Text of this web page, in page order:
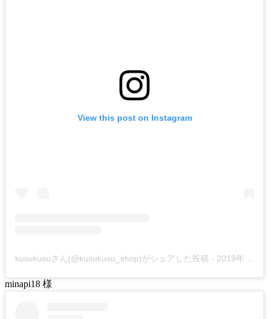
View this post on Instagram
kusukusuさん(@kusukusu_shop)がシェアした投稿 - 2019年 2月月23日午前3時26分PST
minapi18 様